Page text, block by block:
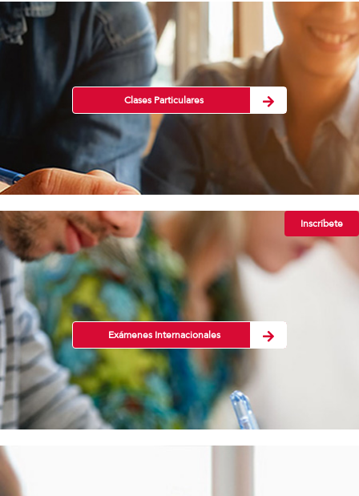
Clases Particulares
Inscríbete
Exámenes Internacionales